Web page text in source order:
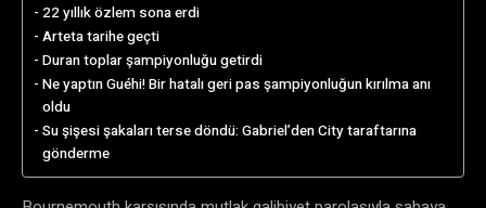
22 yıllık özlem sona erdi
Arteta tarihe geçti
Duran toplar şampiyonluğu getirdi
Ne yaptın Guéhi! Bir hatalı geri pas şampiyonluğun kırılma anı
oldu
Su şişesi şakaları terse döndü: Gabriel’den City taraftarına
gönderme